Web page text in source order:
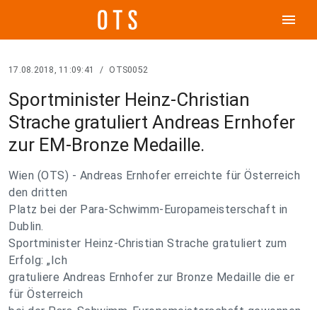
menu
17.08.2018, 11:09:41 / OTS0052
Sportminister Heinz-Christian
Strache gratuliert Andreas Ernhofer
zur EM-Bronze Medaille.
Wien (OTS) - Andreas Ernhofer erreichte für Österreich
den dritten
Platz bei der Para-Schwimm-Europameisterschaft in
Dublin.
Sportminister Heinz-Christian Strache gratuliert zum
Erfolg: „Ich
gratuliere Andreas Ernhofer zur Bronze Medaille die er
für Österreich